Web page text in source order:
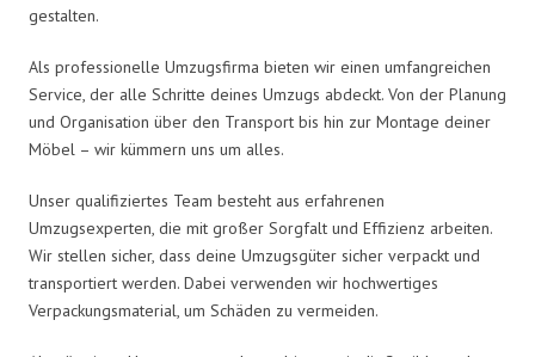
gestalten.
Als professionelle Umzugsfirma bieten wir einen umfangreichen
Service, der alle Schritte deines Umzugs abdeckt. Von der Planung
und Organisation über den Transport bis hin zur Montage deiner
Möbel – wir kümmern uns um alles.
Unser qualifiziertes Team besteht aus erfahrenen
Umzugsexperten, die mit großer Sorgfalt und Effizienz arbeiten.
Wir stellen sicher, dass deine Umzugsgüter sicher verpackt und
transportiert werden. Dabei verwenden wir hochwertiges
Verpackungsmaterial, um Schäden zu vermeiden.